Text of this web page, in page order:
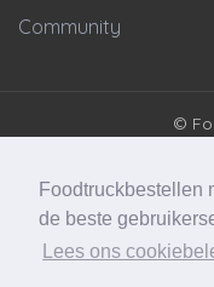
Foodtruckbestellen
de beste
Lees ons
Community
©
Website &